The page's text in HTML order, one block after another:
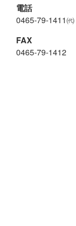
電話
0465-79-1411㈹
FAX
0465-79-1412